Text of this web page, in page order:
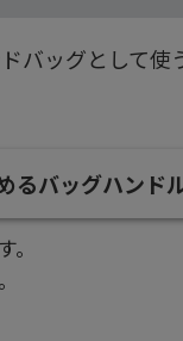
ッグとして使
バッグハンドル